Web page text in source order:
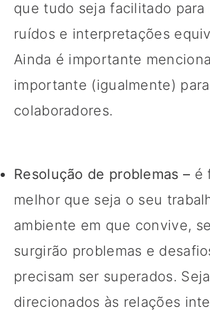
que tudo seja facilitado para
ruídos e interpretações
Ainda é importante
importante (igualmente)
colaboradores.
Resolução de problemas – é
melhor que seja o seu
ambiente em que convive,
surgirão problemas e
precisam ser superados.
direcionados às relações